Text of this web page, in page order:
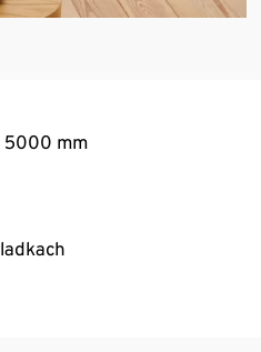
5000 mm
kapturze i kieszeniach
się materiału